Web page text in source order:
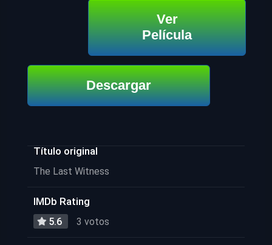
Ver
Película
Descargar
Título original
The Last Witness
IMDb Rating
5.6 3 votos